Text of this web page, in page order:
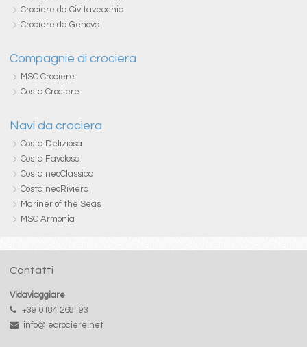
Crociere da Civitavecchia
Crociere da Genova
Compagnie di crociera
MSC Crociere
Costa Crociere
Navi da crociera
Costa Deliziosa
Costa Favolosa
Costa neoClassica
Costa neoRiviera
Mariner of the Seas
MSC Armonia
Contatti
Vidaviaggiare
+39 0184 268193
info@lecrociere.net